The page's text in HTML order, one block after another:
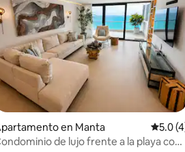
5.0 de 5, 4 reseñas
en Manta
5.0
de lujo frente a la playa con